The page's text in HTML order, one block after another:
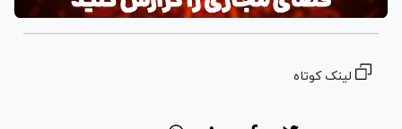
لینک کوتاه